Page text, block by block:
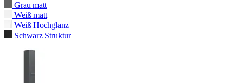
Grau matt
Weiß matt
Weiß Hochglanz
Schwarz Struktur